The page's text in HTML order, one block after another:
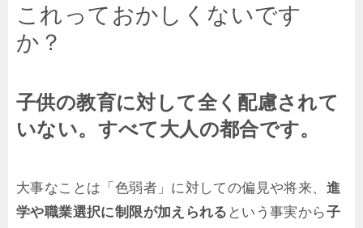
これっておかしくないです
か？
子供の教育に対して全く配慮されて
いない。すべて大人の都合です。
大事なことは「色弱者」に対しての偏見や将来、 進
学や職業選択に制限が加えられる という事実から子